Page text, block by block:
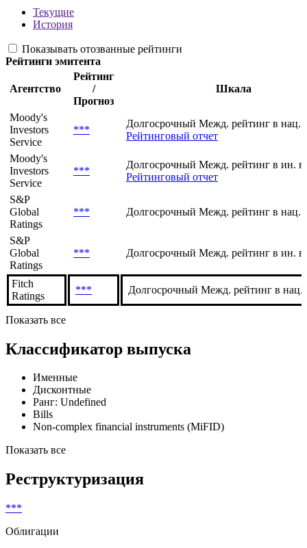
Текущие
История
Показывать отозванные рейтинги
Рейтинги эмитента
Агентство
Рейтинг
/
Прогноз
Шкала
Moody's
Investors
Service
***
Долгосрочный Межд. рейтинг в нац.
Рейтинговый отчет
Moody's
Investors
Service
***
Долгосрочный Межд. рейтинг в ин.
Рейтинговый отчет
S&P
Global
Ratings
*** Долгосрочный Межд. рейтинг в нац.
S&P
Global
Ratings
*** Долгосрочный Межд. рейтинг в ин.
Fitch
Ratings
*** Долгосрочный Межд. рейтинг в нац.
Показать все
Классификатор выпуска
Именные
Дисконтные
Ранг: Undefined
Bills
Non-complex financial instruments (MiFID)
Показать все
Реструктуризация
***
Облигации